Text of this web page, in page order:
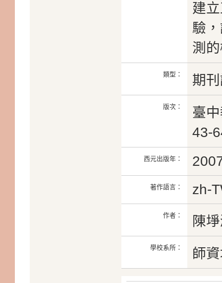
建
驗
測
類型： 期
版次：
臺
43-
西元出版年：
著作語言： zh-
作者： 陳
學校系所： 師